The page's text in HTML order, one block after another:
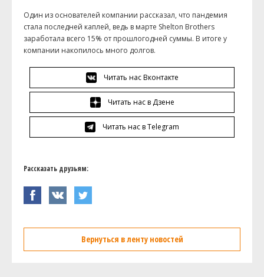
Один из основателей компании рассказал, что пандемия
стала последней каплей, ведь в марте Shelton Brothers
заработала всего 15% от прошлогодней суммы. В итоге у
компании накопилось много долгов.
Читать нас Вконтакте
Читать нас в Дзене
Читать нас в Telegram
Рассказать друзьям:
Вернуться в ленту новостей